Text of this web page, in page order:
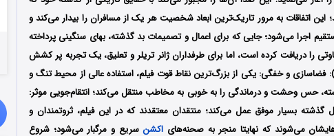
اتفاقات به مرور تاریک‌ترین ابعاد شخصیت هر یک از مسافران را بیدار می‌کند و
اجرا می‌شود؛ جایی که برای اعمال و تصمیمات بد گذشته، بهای سنگینی پرداخته
را دریافت کرده است، اما برای طرفداران ژانر تریلر و تعلیق، یک تجربه پر کشش
و خفگی: یکی از بزرگ‌ترین نقاط قوت فیلم، استفاده عالی از محیط تنگ و
حس وحشت و درماندگی را به خوبی به مخاطب منتقل می‌کند؛ انتقام‌جویی موثر:
گذشته بسیار موفق عمل می‌کند؛ منتقدان معتقدند که در این فیلم، ثروتمندان و
می‌شوند که نهایتا منجر به صحنه‌های اکشنسریع و مرگبار می‌شود؛ شروع